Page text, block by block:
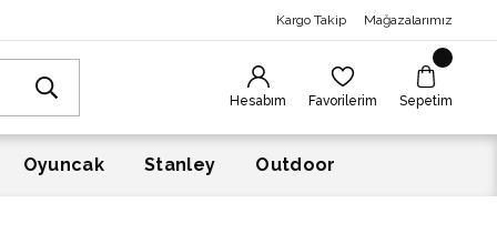
Kargo Takip Mağazalarımız
Hesabım Favorilerim Sepetim
Oyuncak Stanley Outdoor